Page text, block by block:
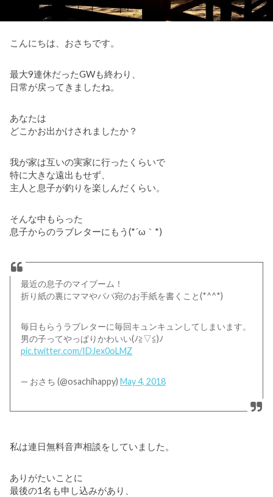
こんにちは、おさちです。
最大9連休だったGWも終わり、
日常が戻ってきましたね。
あなたは
どこかお出かけされましたか？
我が家は互いの実家に行ったくらいで
特に大きな遠出もせず、
主人と息子が釣りを楽しんだくらい。
そんな中もらった
息子からのラブレターにもう(*´ω｀*)
最近の息子のマイブーム！
折り紙の裏にママやパパ宛のお手紙を書くこと(*^^*)
毎日もらうラブレターに毎回キュンキュンしてしまいます。
男の子ってやっぱりかわいい(ﾉ≧▽≦)ﾉ
pic.twitter.com/IDJex0oLMZ
— おさち (@osachihappy)May 4, 2018
私は連日無料音声相談をしていました。
ありがたいことに
最後の1名も申し込みがあり、